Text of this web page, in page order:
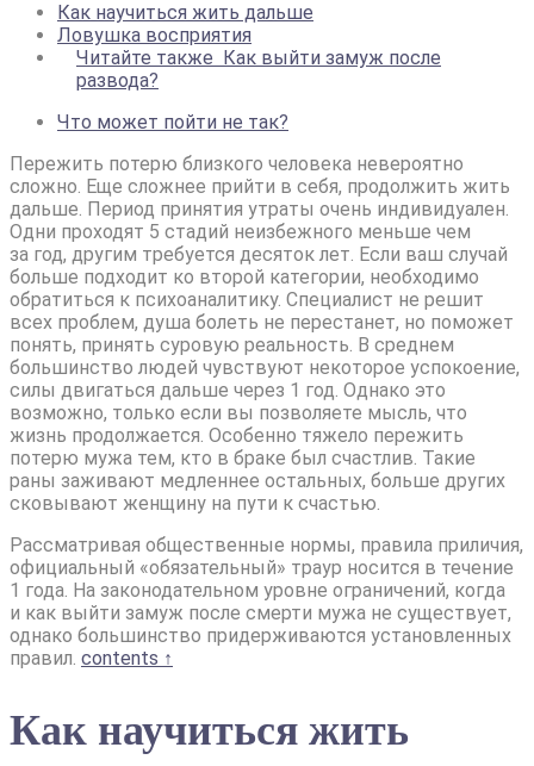
Как научиться жить дальше
Ловушка восприятия
Читайте также Как выйти замуж после
развода?
Что может пойти не так?
Пережить потерю близкого человека невероятно
сложно. Еще сложнее прийти в себя, продолжить жить
дальше. Период принятия утраты очень индивидуален.
Одни проходят 5 стадий неизбежного меньше чем
за год, другим требуется десяток лет. Если ваш случай
больше подходит ко второй категории, необходимо
обратиться к психоаналитику. Специалист не решит
всех проблем, душа болеть не перестанет, но поможет
понять, принять суровую реальность. В среднем
большинство людей чувствуют некоторое успокоение,
силы двигаться дальше через 1 год. Однако это
возможно, только если вы позволяете мысль, что
жизнь продолжается. Особенно тяжело пережить
потерю мужа тем, кто в браке был счастлив. Такие
раны заживают медленнее остальных, больше других
сковывают женщину на пути к счастью.
Рассматривая общественные нормы, правила приличия,
официальный «обязательный» траур носится в течение
1 года. На законодательном уровне ограничений, когда
и как выйти замуж после смерти мужа не существует,
однако большинство придерживаются установленных
правил. contents ↑
Как научиться жить